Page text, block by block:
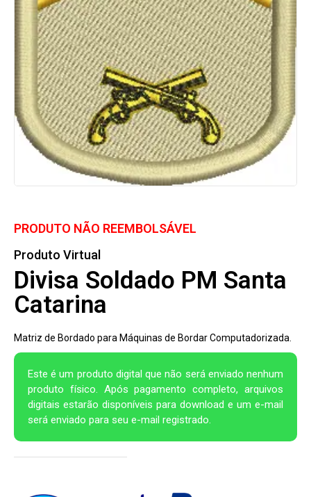
PRODUTO NÃO REEMBOLSÁVEL
Produto Virtual
Divisa Soldado PM Santa
Catarina
Matriz de Bordado para Máquinas de Bordar Computadorizada.
Este é um produto digital que não será enviado nenhum
produto físico. Após pagamento completo, arquivos
digitais estarão disponíveis para download e um e-mail
será enviado para seu e-mail registrado.